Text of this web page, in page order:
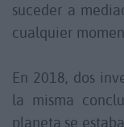
suceder a
cualquier
En 2018, dos
la misma
planeta se